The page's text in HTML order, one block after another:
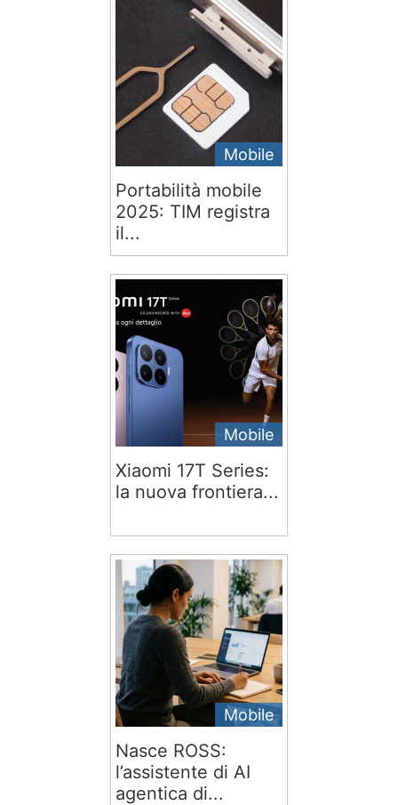
Mobile
Portabilità mobile
2025: TIM registra
il...
Mobile
Xiaomi 17T Series:
la nuova frontiera...
Mobile
Nasce ROSS:
l’assistente di AI
agentica di...